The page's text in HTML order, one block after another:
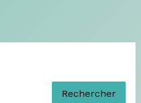
Rechercher